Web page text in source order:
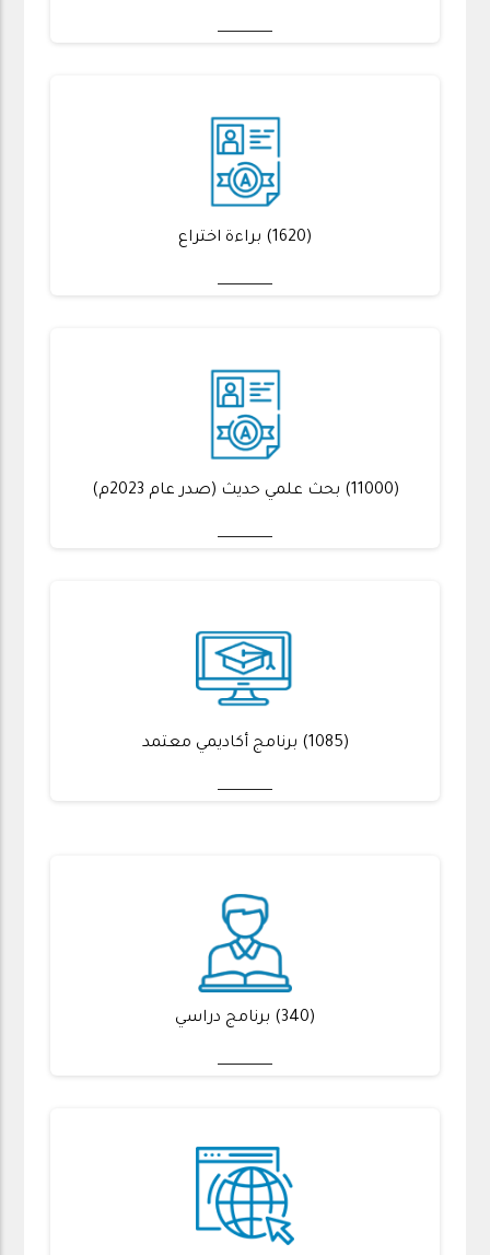
(1620) براءة اختراع
(11000) بحث علمي حديث (صدر عام 2023م)
(1085) برنامج أكاديمي معتمد
(340) برنامج دراسي